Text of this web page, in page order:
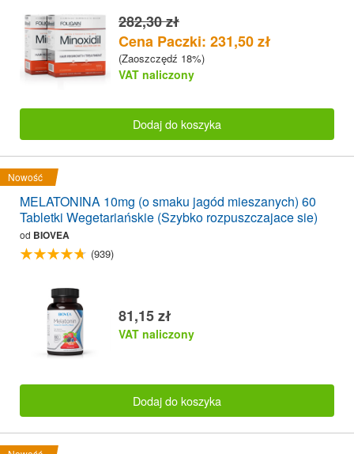
282,30 zł
Cena Paczki: 231,50 zł
(Zaoszczędź 18%)
VAT naliczony
Dodaj do koszyka
Nowość
MELATONINA 10mg (o smaku jagód mieszanych) 60
Tabletki Wegetariańskie (Szybko rozpuszczajace sie)
od BIOVEA
(939)
81,15 zł
VAT naliczony
Dodaj do koszyka